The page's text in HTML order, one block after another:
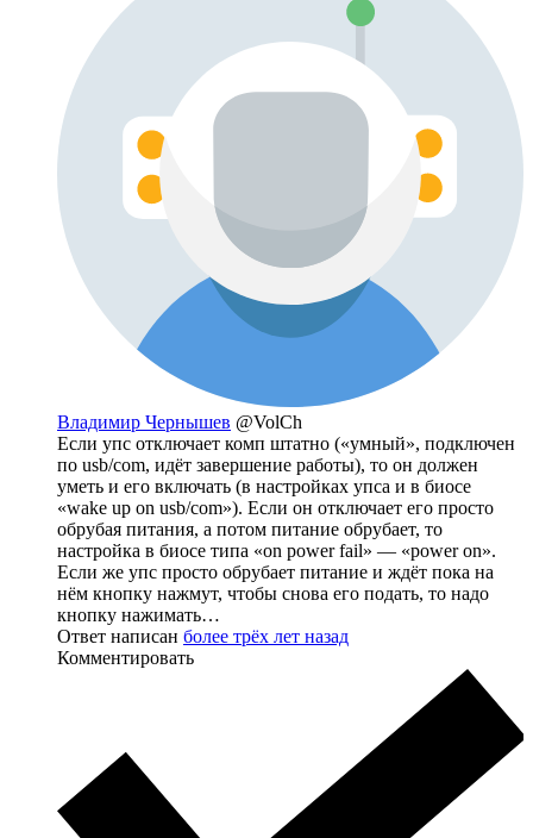
Владимир Чернышев @VolCh
Если упс отключает комп штатно («умный», подключен
по usb/com, идёт завершение работы), то он должен
уметь и его включать (в настройках упса и в биосе
«wake up on usb/com»). Если он отключает его просто
обрубая питания, а потом питание обрубает, то
настройка в биосе типа «on power fail» — «power on».
Если же упс просто обрубает питание и ждёт пока на
нём кнопку нажмут, чтобы снова его подать, то надо
кнопку нажимать…
Ответ написан более трёх лет назад
Комментировать